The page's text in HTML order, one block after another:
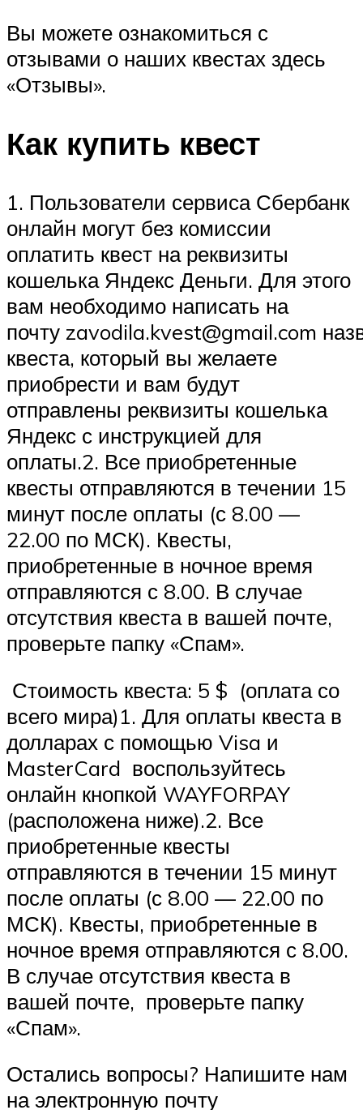
Вы можете ознакомиться с
отзывами о наших квестах здесь
«Отзывы».
Как купить квест
1. Пользователи сервиса Сбербанк
онлайн могут без комиссии
оплатить квест на реквизиты
кошелька Яндекс Деньги. Для этого
вам необходимо написать на
почту zavodila.kvest@gmail.com
квеста, который вы желаете
приобрести и вам будут
отправлены реквизиты кошелька
Яндекс с инструкцией для
оплаты.2. Все приобретенные
квесты отправляются в течении 15
минут после оплаты (с 8.00 —
22.00 по МСК). Квесты,
приобретенные в ночное время
отправляются с 8.00. В случае
отсутствия квеста в вашей почте,
проверьте папку «Спам».
Стоимость квеста: 5 $ (оплата со
всего мира)1. Для оплаты квеста в
долларах с помощью Visa и
MasterCard воспользуйтесь
онлайн кнопкой WAYFORPAY
(расположена ниже).2. Все
приобретенные квесты
отправляются в течении 15 минут
после оплаты (с 8.00 — 22.00 по
МСК). Квесты, приобретенные в
ночное время отправляются с 8.00.
В случае отсутствия квеста в
вашей почте, проверьте папку
«Спам».
Остались вопросы? Напишите нам
на электронную почту